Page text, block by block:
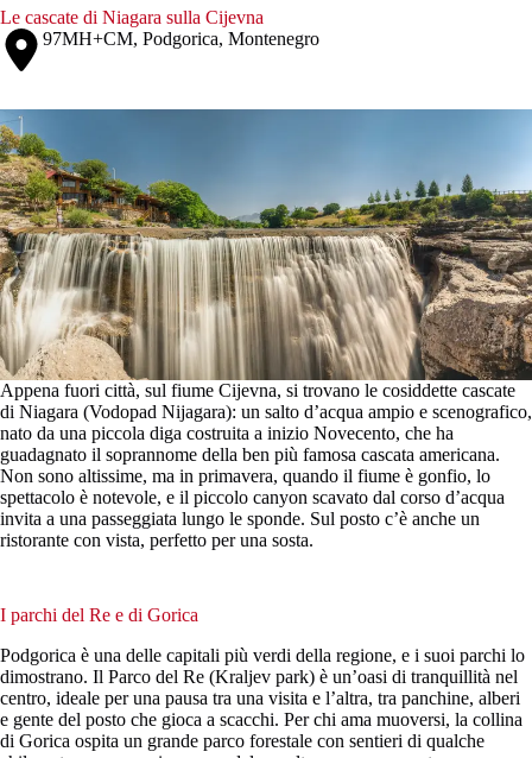
Le cascate di Niagara sulla Cijevna
97MH+CM, Podgorica, Montenegro
Appena fuori città, sul fiume Cijevna, si trovano le cosiddette cascate
di Niagara (Vodopad Nijagara): un salto d’acqua ampio e scenografico,
nato da una piccola diga costruita a inizio Novecento, che ha
guadagnato il soprannome della ben più famosa cascata americana.
Non sono altissime, ma in primavera, quando il fiume è gonfio, lo
spettacolo è notevole, e il piccolo canyon scavato dal corso d’acqua
invita a una passeggiata lungo le sponde. Sul posto c’è anche un
ristorante con vista, perfetto per una sosta.
I parchi del Re e di Gorica
Podgorica è una delle capitali più verdi della regione, e i suoi parchi lo
dimostrano. Il Parco del Re (Kraljev park) è un’oasi di tranquillità nel
centro, ideale per una pausa tra una visita e l’altra, tra panchine, alberi
e gente del posto che gioca a scacchi. Per chi ama muoversi, la collina
di Gorica ospita un grande parco forestale con sentieri di qualche